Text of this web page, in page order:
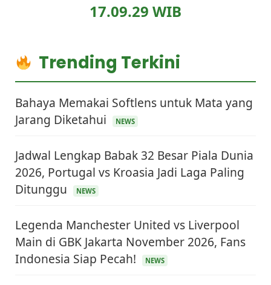
17.09.30 WIB
Trending Terkini
Bahaya Memakai Softlens untuk Mata yang
Jarang Diketahui
NEWS
Jadwal Lengkap Babak 32 Besar Piala Dunia
2026, Portugal vs Kroasia Jadi Laga Paling
Ditunggu
NEWS
Legenda Manchester United vs Liverpool
Main di GBK Jakarta November 2026, Fans
Indonesia Siap Pecah!
NEWS